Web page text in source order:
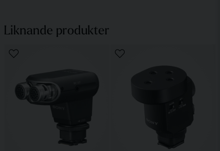
Liknande produkter